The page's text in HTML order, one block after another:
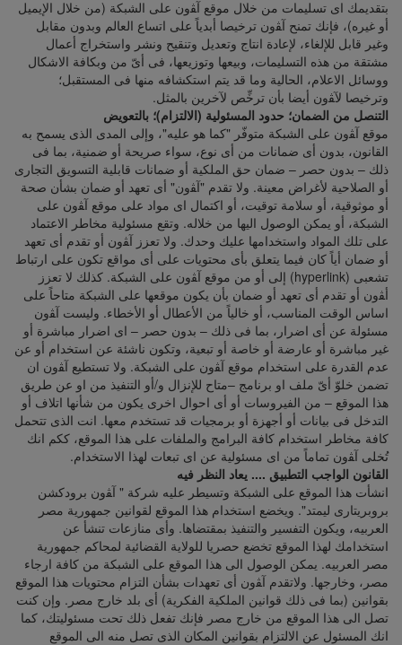
بتقديمك اى تسليمات من خلال موقع آﭭون على الشبكة (من خلال الإيميل
أو غيره)، فإنك تمنح آﭭون ترخيصا أبدياً على اتساع العالم وبدون مقابل
وغير قابل للإلغاء، لإعادة انتاج وتعديل وتنقيح ونشر واستخراج أعمال
مشتقة من هذه التسليمات، وبيعها وتوزيعها، فى أىّ من وبكافة الاشكال
ووسائل الاعلام، الحالية وما قد يتم استكشافه منها فى المستقبل؛
وترخيصا لآﭭون أيضا بأن ترخِّص لآخرين بالمثل.
التنصل من الضمان؛ حدود المسئولية (الالتزام)؛ بالتعويض
موقع آﭭون على الشبكة متوفّر "كما هو عليه"، وإلى المدى الذى يسمح به
القانون، بدون أى ضمانات من أى نوع، سواء صريحة أو ضمنية، بما فى
ذلك – بدون حصر – ضمان حق الملكية أو ضمانات قابلية التسويق التجارى
أو الصلاحية لأغراض معينة. ولا تقدم "آﭭون" أى تعهد أو ضمان بشأن صحة
أو موثوقية، أو سلامة توقيت، أو اكتمال اى مواد على موقع آﭭون على
الشبكة، أو يمكن الوصول اليها من خلاله. وتقع مسئولية مخاطر الاعتماد
على تلك المواد واستخدامها عليك وحدك. ولا تعزز آﭭون أو تقدم أى تعهد
أو ضمان أياً كان فيما يتعلق بأى محتويات على أى مواقع تكون على ارتباط
تشعبى (hyperlink) إلى أو من موقع آﭭون على الشبكة. كذلك لا تعزز
أﭭون أو تقدم أى تعهد أو ضمان بأن يكون موقعها على الشبكة متاحاً على
اساس الوقت المناسب، أو خالياً من الأعطال أو الأخطاء. وليست آﭭون
مسئولة عن أى اضرار، بما فى ذلك – بدون حصر – اى اضرار مباشرة أو
غير مباشرة أو عارضة أو خاصة أو تبعية، وتكون ناشئة عن استخدام أو عن
عدم القدرة على استخدام موقع آﭭون على الشبكة. ولا تستطيع آﭭون ان
تضمن خلوّ أىّ ملف او برنامج –متاح للإنزال و/أو التنفيذ من او عن طريق
هذا الموقع – من الفيروسات أو أى احوال اخرى يكون من شأنها اتلاف أو
التدخل فى بيانات أو أجهزة أو برمجيات قد تستخدم معها. انت الذى تتحمل
كافة مخاطر استخدام كافة البرامج والملفات على هذا الموقع، ككم انك
تُخلى آﭭون تماماً من اى مسئولية عن اى تبعات لهذا الاستخدام.
القانون الواجب التطبيق .... يعاد النظر فيه
انشأت هذا الموقع على الشبكة وتسيطر عليه شركة " آﭭون برودكشن
بروبريتارى ليمتد". ويخضع استخدام هذا الموقع لقوانين جمهورية مصر
العربيه، ويكون التفسير والتنفيذ بمقتضاها. وأى منازعات تنشأ عن
استخدامك لهذا الموقع تخضع حصريا للولاية القضائية لمحاكم جمهورية
مصر العربيه. يمكن الوصول الى هذا الموقع على الشبكة من كافة ارجاء
مصر، وخارجها. ولاتقدم آﭭون أى تعهدات بشأن التزام محتويات هذا الموقع
بقوانين (بما فى ذلك قوانين الملكية الفكرية) أى بلد خارج مصر. وإن كنت
تصل الى هذا الموقع من خارج مصر فإنك تفعل ذلك تحت مسئوليتك، كما
انك المسئول عن الالتزام بقوانين المكان الذى تصل منه الى الموقع